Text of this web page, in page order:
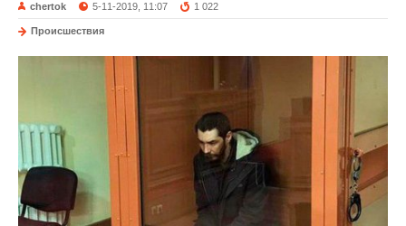
chertok 5-11-2019, 11:07 1 022
Происшествия